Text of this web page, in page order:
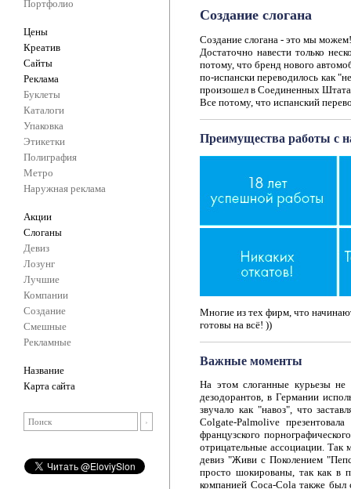
Портфолио
Цены
Креатив
Сайты
Реклама
Буклеты
Каталоги
Упаковка
Этикетки
Полиграфия
Метро
Наружная реклама
Акции
Слоганы
Девиз
Лозунг
Лучшие
Компании
Создание
Смешные
Рекламные
Название
Карта сайта
Создание слогана
Создание слогана - это мы
Достаточно навести только
потому, что бренд нового
по-испански переводилось как
произошел в Соединенных
Все потому, что испанский
Преимущества работы с
Многие из тех фирм, что
готовы на всё! ))
Важные моменты
На этом слоганные курьезы
дезодорантов, в Германии
звучало как "навоз", что
Colgate-Palmolive
французского
отрицательные ассоциации. Так
девиз "Живи с Поколением
просто шокированы, так как в
компанией Coca-Cola также был